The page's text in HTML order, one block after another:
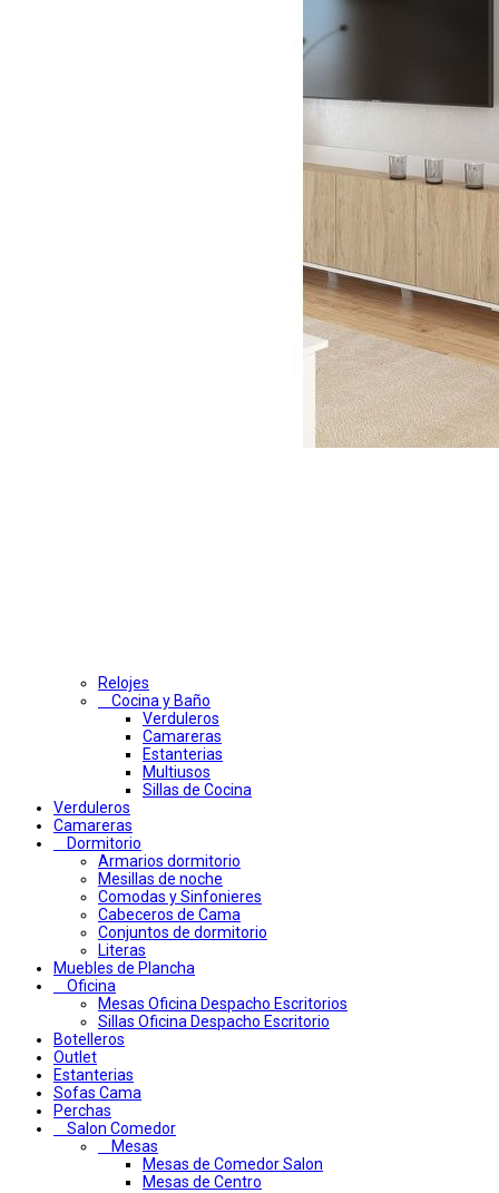
Relojes
Cocina y Baño
Verduleros
Camareras
Estanterias
Multiusos
Sillas de Cocina
Verduleros
Camareras
Dormitorio
Armarios dormitorio
Mesillas de noche
Comodas y Sinfonieres
Cabeceros de Cama
Conjuntos de dormitorio
Literas
Muebles de Plancha
Oficina
Mesas Oficina Despacho Escritorios
Sillas Oficina Despacho Escritorio
Botelleros
Outlet
Estanterias
Sofas Cama
Perchas
Salon Comedor
Mesas
Mesas de Comedor Salon
Mesas de Centro